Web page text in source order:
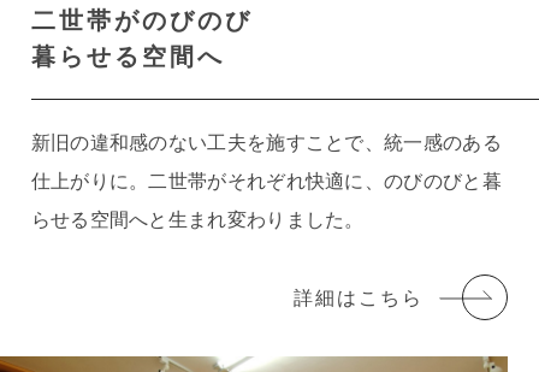
二世帯がのびのび
暮らせる空間へ
新旧の違和感のない工夫を施すことで、統一感のある
仕上がりに。二世帯がそれぞれ快適に、のびのびと暮
らせる空間へと生まれ変わりました。
詳細はこちら